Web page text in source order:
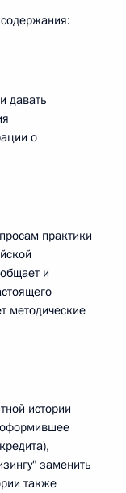
давать
о
практики
и
методические
истории
заменить
также